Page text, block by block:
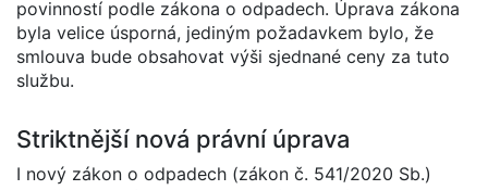
povinností podle zákona o odpadech. Úprava zákona
byla velice úsporná, jediným požadavkem bylo, že
smlouva bude obsahovat výši sjednané ceny za tuto
službu.
Striktnější nová právní úprava
I nový zákon o odpadech (zákon č. 541/2020 Sb.)